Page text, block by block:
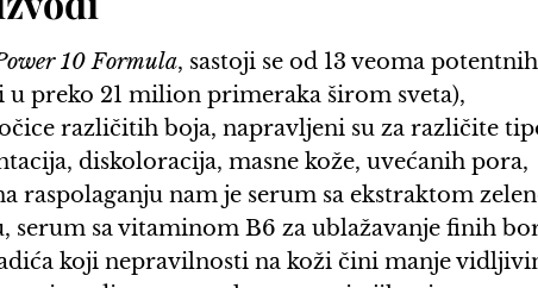
10 Formula, sastoji se od 13 veoma potentnih
u preko 21 milion primeraka širom sveta),
različitih boja, napravljeni su za različite
diskoloracija, masne kože, uvećanih pora,
raspolaganju nam je serum sa ekstraktom
serum sa vitaminom B6 za ublažavanje finih
koji nepravilnosti na koži čini manje